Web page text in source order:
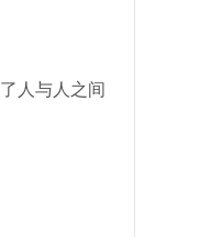
人与人之间